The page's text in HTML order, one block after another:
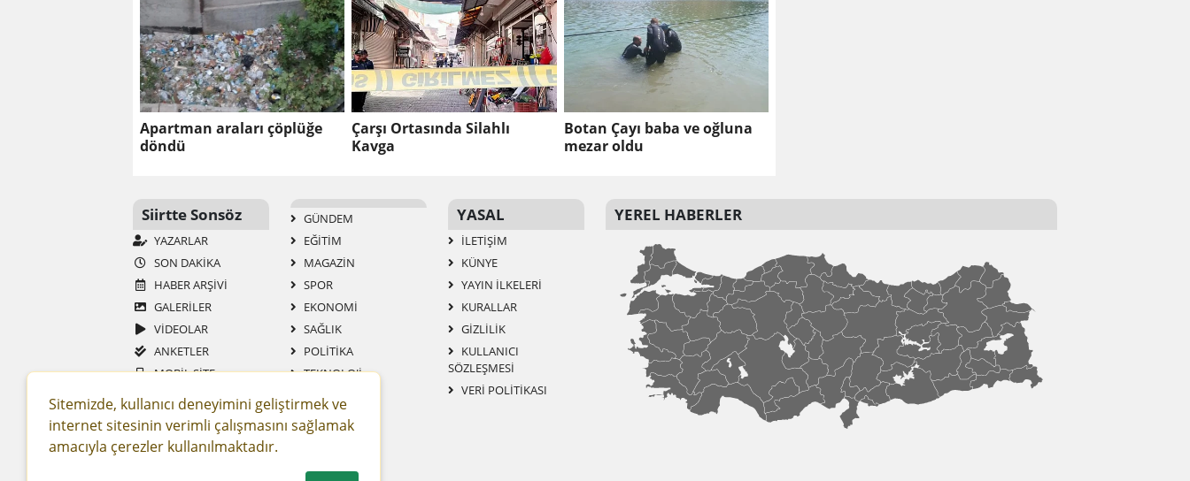
Apartman araları çöplüğe
döndü
Çarşı Ortasında Silahlı
Kavga
Botan Çayı baba ve oğluna
mezar oldu
Siirtte Sonsöz
YAZARLAR
SON DAKİKA
HABER ARŞİVİ
GALERİLER
VİDEOLAR
ANKETLER
MOBİL SİTE
GAZETELER
SİTENE EKLE
GÜNDEM
EĞİTİM
MAGAZİN
SPOR
EKONOMİ
SAĞLIK
POLİTİKA
TEKNOLOJİ
YAŞAM
ASAYİŞ
DÜNYA
YASAL
İLETIŞIM
KÜNYE
YAYIN İLKELERI
KURALLAR
GIZLILIK
KULLANICI
SÖZLEŞMESI
VERI POLITIKASI
YEREL HABERLER
Sitemizde, kullanıcı deneyimini geliştirmek ve
internet sitesinin verimli çalışmasını sağlamak
amacıyla çerezler kullanılmaktadır.